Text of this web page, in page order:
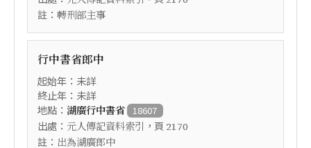
註： 轉刑部主事
行中書省郎中
起始年：未詳
終止年：未詳
地點： 湖廣行中書省 18607
出處： 元人傳記資料索引 ，頁 2170
註： 出為湖廣郎中